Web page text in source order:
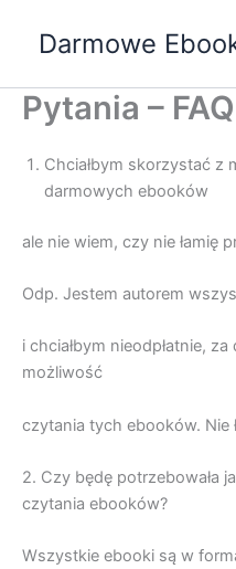
Darmowe
Pytania – FAQ
Chciałbym skorzystać z
darmowych ebooków
ale nie wiem, czy nie łamię
Odp. Jestem autorem
i chciałbym nieodpłatnie,
możliwość
czytania tych ebooków. Nie
2. Czy będę potrzebowała
czytania ebooków?
Wszystkie ebooki są w